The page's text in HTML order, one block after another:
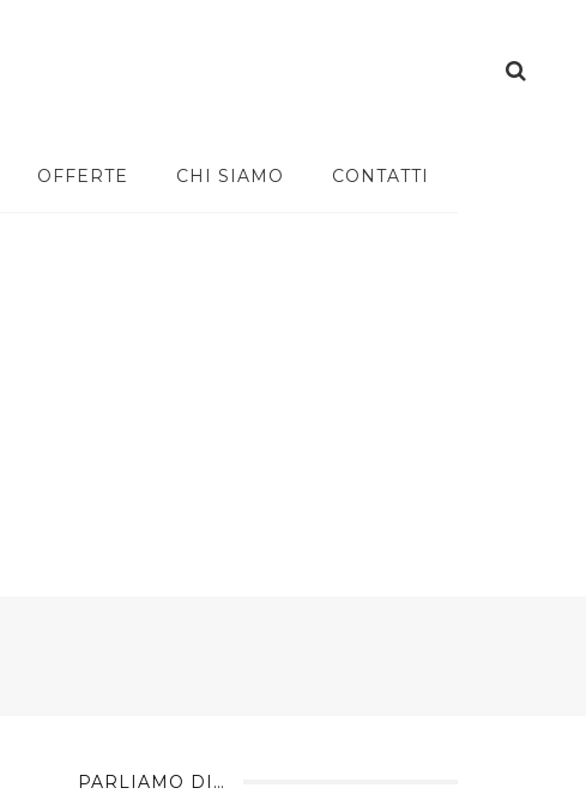
OFFERTE CHI SIAMO CONTATTI
PARLIAMO DI…